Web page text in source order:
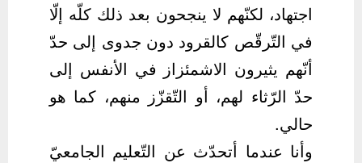
اجتهاد، لكنّهم لا ينجحون بعد ذلك كلّه إلّا
في التّرقّص كالقرود دون جدوى إلى حدّ
أنّهم يثيرون الاشمئزاز في الأنفس إلى
حدّ الرّثاء لهم، أو التّقزّز منهم، كما هو
حالي.
وأنا عندما أتحدّث عن التّعليم الجامعيّ